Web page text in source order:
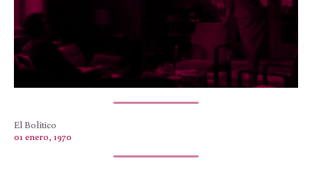
El Bolítico
01 enero, 1970